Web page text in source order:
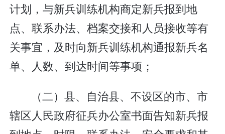
计划，与新兵训练机构商定新兵报到地
点、联系办法、档案交接和人员接收等有
关事宜，及时向新兵训练机构通报新兵名
单、人数、到达时间等事项；
（二）县、自治县、不设区的市、市
辖区人民政府征兵办公室书面告知新兵报